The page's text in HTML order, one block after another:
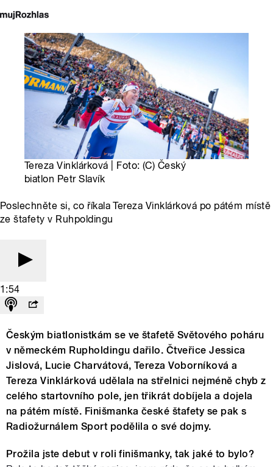
Tereza Vinklárková | Foto: (C) Český
biatlon Petr Slavík
Poslechněte si, co říkala Tereza Vinklárková po pátém místě
ze štafety v Ruhpoldingu
1:54
Českým biatlonistkám se ve štafetě Světového poháru
v německém Rupholdingu dařilo. Čtveřice Jessica
Jislová, Lucie Charvátová, Tereza Voborníková a
Tereza Vinklárková udělala na střelnici nejméně chyb z
celého startovního pole, jen třikrát dobíjela a dojela
na pátém místě. Finišmanka české štafety se pak s
Radiožurnálem Sport podělila o své dojmy.
Prožila jste debut v roli finišmanky, tak jaké to bylo?